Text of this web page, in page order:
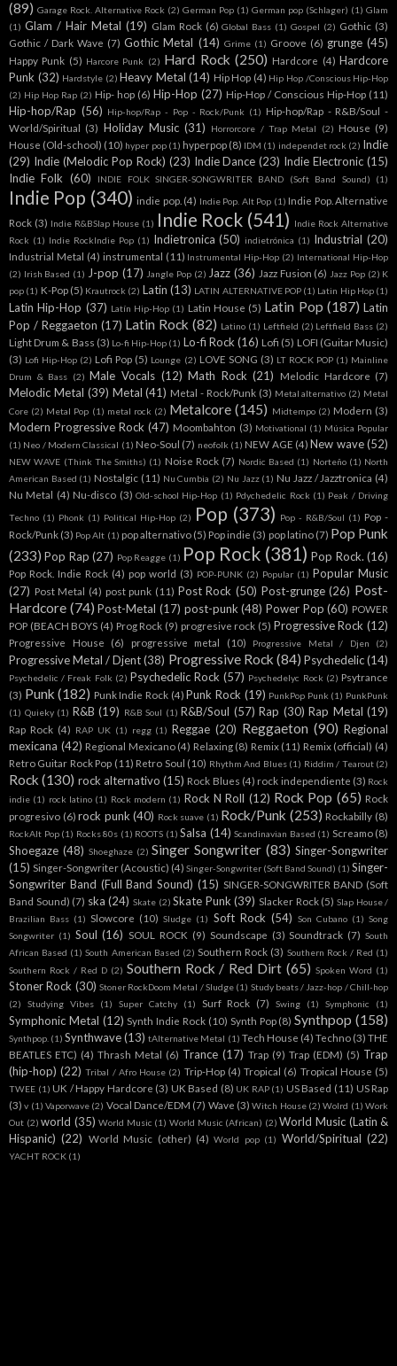
(89) Garage Rock. Alternative Rock (2) German Pop (1) German pop (Schlager) (1) Glam
(1) Glam / Hair Metal (19) Glam Rock (6) Global Bass (1) Gospel (2) Gothic (3)
Gothic / Dark Wave (7) Gothic Metal (14) Grime (1) Groove (6) grunge (45)
Happy Punk (5) Harcore Punk (2) Hard Rock (250) Hardcore (4) Hardcore
Punk (32) Hardstyle (2) Heavy Metal (14) Hip Hop (4) Hip Hop /Conscious Hip-Hop
(2) Hip Hop Rap (2) Hip- hop (6) Hip-Hop (27) Hip-Hop / Conscious Hip-Hop (11)
Hip-hop/Rap (56) Hip-hop/Rap - Pop - Rock/Punk (1) Hip-hop/Rap - R&B/Soul -
World/Spiritual (3) Holiday Music (31) Horrorcore / Trap Metal (2) House (9)
House (Old-school) (10) hyper pop (1) hyperpop (8) IDM (1) independet rock (2) Indie
(29) Indie (Melodic Pop Rock) (23) Indie Dance (23) Indie Electronic (15)
Indie Folk (60) INDIE FOLK SINGER-SONGWRITER BAND (Soft Band Sound) (1)
Indie Pop (340) indie pop. (4) Indie Pop. Alt Pop (1) Indie Pop. Alternative
Rock (3) Indie R&BSlap House (1) Indie Rock (541) Indie Rock Alternative
Rock (1) Indie RockIndie Pop (1) Indietronica (50) indietrónica (1) Industrial (20)
Industrial Metal (4) instrumental (11) Instrumental Hip-Hop (2) International Hip-Hop
(2) Irish Based (1) J-pop (17) Jangle Pop (2) Jazz (36) Jazz Fusion (6) Jazz Pop (2) K
pop (1) K-Pop (5) Krautrock (2) Latin (13) LATIN ALTERNATIVE POP (1) Latin Hip Hop (1)
Latin Hip-Hop (37) Latín Hip-Hop (1) Latin House (5) Latin Pop (187) Latin
Pop / Reggaeton (17) Latin Rock (82) Latino (1) Leftfield (2) Leftfield Bass (2)
Light Drum & Bass (3) Lo-fi Hip-Hop (1) Lo-fi Rock (16) Lofi (5) LOFI (Guitar Music)
(3) Lofi Hip-Hop (2) Lofi Pop (5) Lounge (2) LOVE SONG (3) LT ROCK POP (1) Mainline
Drum & Bass (2) Male Vocals (12) Math Rock (21) Melodic Hardcore (7)
Melodic Metal (39) Metal (41) Metal - Rock/Punk (3) Metal alternativo (2) Metal
Core (2) Metal Pop (1) metal rock (2) Metalcore (145) Midtempo (2) Modern (3)
Modern Progressive Rock (47) Moombahton (3) Motivational (1) Música Popular
(1) Neo / Modern Classical (1) Neo-Soul (7) neofolk (1) NEW AGE (4) New wave (52)
NEW WAVE (Think The Smiths) (1) Noise Rock (7) Nordic Based (1) Norteño (1) North
American Based (1) Nostalgic (11) Nu Cumbia (2) Nu Jazz (1) Nu Jazz / Jazztronica (4)
Nu Metal (4) Nu-disco (3) Old-school Hip-Hop (1) Pdychedelic Rock (1) Peak / Driving
Techno (1) Phonk (1) Political Hip-Hop (2) Pop (373) Pop - R&B/Soul (1) Pop -
Rock/Punk (3) Pop Alt (1) pop alternativo (5) Pop indie (3) pop latino (7) Pop Punk
(233) Pop Rap (27) Pop Reagge (1) Pop Rock (381) Pop Rock. (16)
Pop Rock. Indie Rock (4) pop world (3) POP-PUNK (2) Popular (1) Popular Music
(27) Post Metal (4) post punk (11) Post Rock (50) Post-grunge (26) Post-
Hardcore (74) Post-Metal (17) post-punk (48) Power Pop (60) POWER
POP (BEACH BOYS (4) Prog Rock (9) progresive rock (5) Progressive Rock (12)
Progressive House (6) progressive metal (10) Progressive Metal / Djen (2)
Progressive Metal / Djent (38) Progressive Rock (84) Psychedelic(14)
Psychedelic / Freak Folk (2) Psychedelic Rock (57) Psychedelyc Rock (2) Psytrance
(3) Punk (182) Punk Indie Rock (4) Punk Rock (19) PunkPop Punk (1) PunkPunk
(1) Quieky (1) R&B (19) R&B Soul (1) R&B/Soul (57) Rap (30) Rap Metal (19)
Rap Rock (4) RAP UK (1) regg (1) Reggae (20) Reggaeton (90) Regional
mexicana (42) Regional Mexicano (4) Relaxing (8) Remix (11) Remix (official) (4)
Retro Guitar Rock Pop (11) Retro Soul (10) Rhythm And Blues (1) Riddim / Tearout (2)
Rock (130) rock alternativo (15) Rock Blues (4) rock independiente (3) Rock
indie (1) rock latino (1) Rock modern (1) Rock N Roll (12) Rock Pop (65) Rock
progresivo (6) rock punk (40) Rock suave (1) Rock/Punk (253) Rockabilly (8)
RockAlt Pop (1) Rocks 80s (1) ROOTS (1) Salsa (14) Scandinavian Based (1) Screamo (8)
Shoegaze (48) Shoeghaze (2) Singer Songwriter (83) Singer-Songwriter
(15) Singer-Songwriter (Acoustic) (4) Singer-Songwriter (Soft Band Sound) (1) Singer-
Songwriter Band (Full Band Sound) (15) SINGER-SONGWRITER BAND (Soft
Band Sound) (7) ska (24) Skate (2) Skate Punk (39) Slacker Rock (5) Slap House /
Brazilian Bass (1) Slowcore (10) Sludge (1) Soft Rock (54) Son Cubano (1) Song
Songwriter (1) Soul (16) SOUL ROCK (9) Soundscape (3) Soundtrack (7) South
African Based (1) South American Based (2) Southern Rock (3) Southern Rock / Red (1)
Southern Rock / Red D (2) Southern Rock / Red Dirt (65) Spoken Word (1)
Stoner Rock (30) Stoner RockDoom Metal / Sludge (1) Study beats / Jazz-hop / Chill-hop
(2)
Studying Vibes (1) Super Catchy (1) Surf Rock (7) Swing (1) Symphonic (1)
Symphonic Metal (12) Synth Indie Rock (10) Synth Pop (8) Synthpop (158)
Synthpop. (1) Synthwave (13) tAlternative Metal (1) Tech House (4) Techno (3) THE
BEATLES ETC) (4) Thrash Metal (6) Trance (17) Trap (9) Trap (EDM) (5) Trap
(hip-hop) (22) Tribal / Afro House (2) Trip-Hop (4) Tropical (6) Tropical House (5)
TWEE (1) UK / Happy Hardcore (3) UK Based (8) UK RAP (1) US Based (11) US Rap
(3) v (1) Vaporwave (2) Vocal Dance/EDM (7) Wave (3) Witch House (2) Wolrd (1) Work
Out (2) world (35) World Music (1) World Music (African) (2) World Music (Latin &
Hispanic) (22) World Music (other) (4) World pop (1) World/Spiritual (22)
YACHT ROCK (1)